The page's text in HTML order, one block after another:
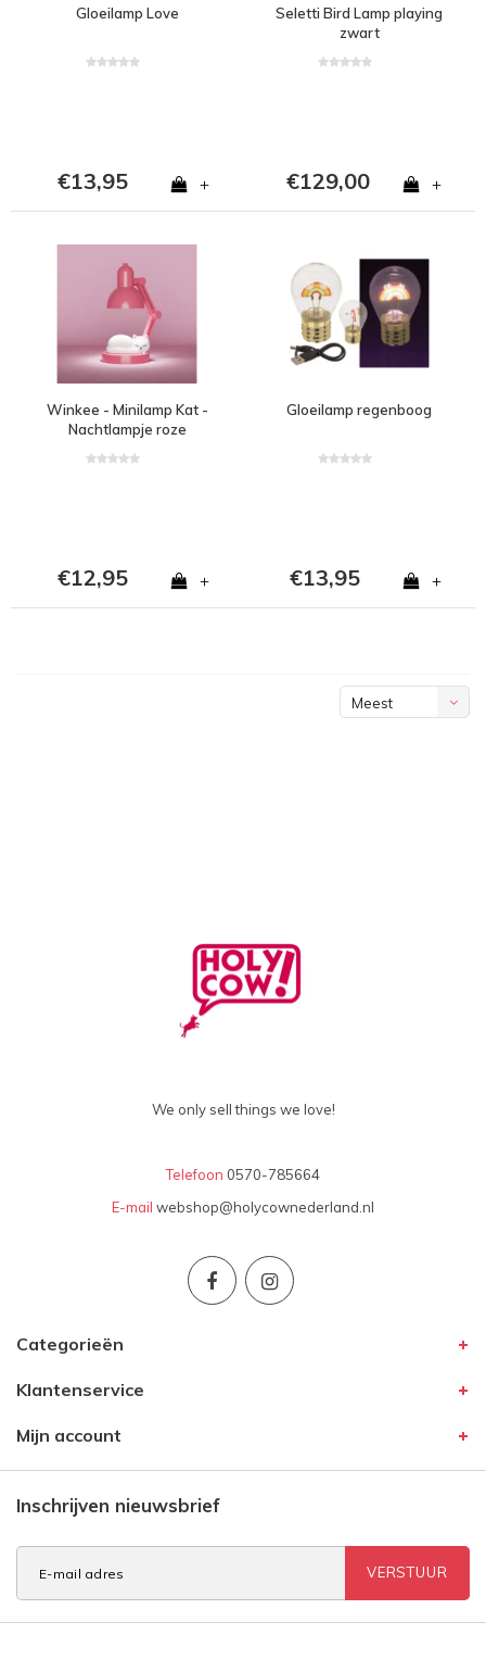
Gloeilamp Love
€13,95 +
Seletti Bird Lamp playing
zwart
€129,00 +
Winkee - Minilamp Kat -
Nachtlampje roze
€12,95 +
Gloeilamp regenboog
€13,95 +
Meest
We only sell things we love!
Telefoon 0570-785664
E-mail webshop@holycownederland.nl
Categorieën
Klantenservice
Mijn account
Inschrijven nieuwsbrief
VERSTUUR